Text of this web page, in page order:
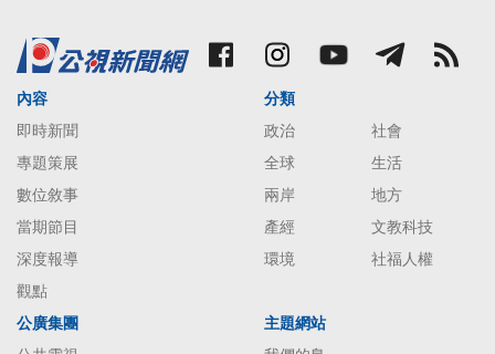
內容
即時新聞
專題策展
數位敘事
當期節目
深度報導
觀點
分類
政治
社會
全球
生活
兩岸
地方
產經
文教科技
環境
社福人權
公廣集團
主題網站